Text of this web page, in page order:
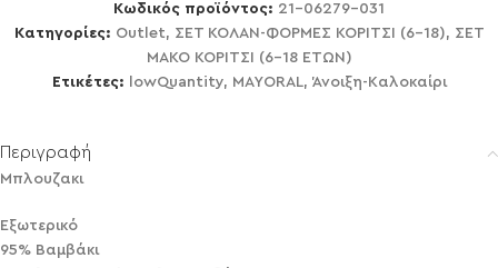
Κωδικός προϊόντος: 21-06279-031
Κατηγορίες: Outlet, ΣΕΤ ΚΟΛΑΝ-ΦΟΡΜΕΣ ΚΟΡΙΤΣΙ (6-18), ΣΕΤ
ΜΑΚΟ ΚΟΡΙΤΣΙ (6-18 ΕΤΩΝ)
Ετικέτες:
lowQuantity, MAYORAL, Άνοιξη-Καλοκαίρι
Περιγραφή
Μπλουζακι
Εξωτερικό
95% Βαμβάκι